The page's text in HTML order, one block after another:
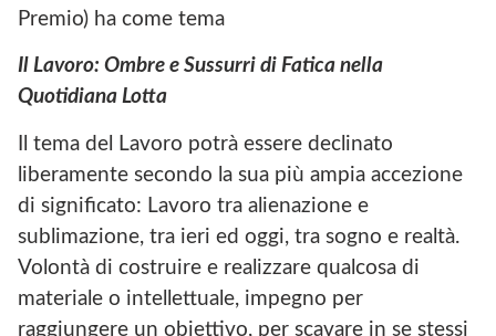
Premio) ha come tema
Il Lavoro: Ombre e Sussurri di Fatica nella
Quotidiana Lotta
Il tema del Lavoro potrà essere declinato
liberamente secondo la sua più ampia accezione
di significato: Lavoro tra alienazione e
sublimazione, tra ieri ed oggi, tra sogno e realtà.
Volontà di costruire e realizzare qualcosa di
materiale o intellettuale, impegno per
raggiungere un obiettivo, per scavare in se stessi